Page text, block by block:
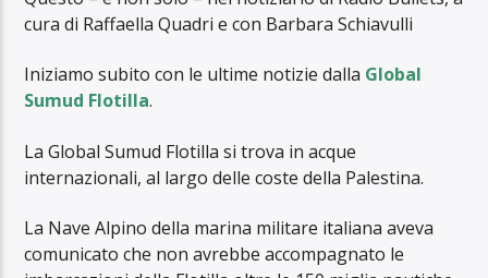
cura di Raffaella Quadri e con Barbara Schiavulli
Iniziamo subito con le ultime notizie dalla Global
Sumud Flotilla.
La Global Sumud Flotilla si trova in acque
internazionali, al largo delle coste della Palestina.
La Nave Alpino della marina militare italiana aveva
comunicato che non avrebbe accompagnato le